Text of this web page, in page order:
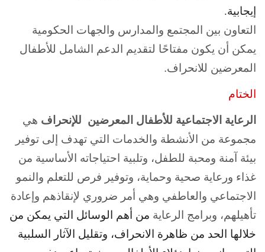
إيجابية.
التعاون بين المجتمع والمدارس والجهات الحكومية
يمكن أن يكون مفتاحًا لتقديم الدعم الشامل للأطفال
المعرضين للانحراف.
الختام
الرعاية الاجتماعية للأطفال المعرضين للإنحراف هي
مجموعة من الأنشطة والخدمات التي تهدف إلى توفير
بيئة آمنة ومحبة للطفل، وتلبية احتياجاته الأساسية من
غذاء ورعاية صحية وحماية، وتوفير فرص للتعلم والنمو
الاجتماعي والعاطفي وهي أمر ضروري لإنقاذهم وإعادة
تأهيلهم، وبرامج الرعاية من أهم الوسائل التي يمكن من
خلالها الحد من ظاهرة الانحراف، وتقليل الآثار السلبية